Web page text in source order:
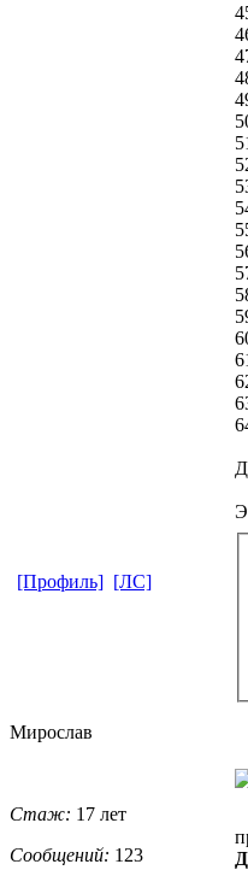
[Профиль] [ЛС]
Мирослав
Стаж: 17 лет
Сообщений: 123